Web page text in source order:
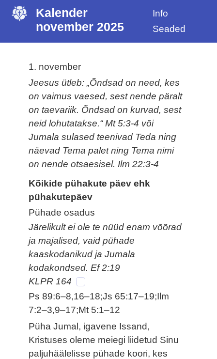
Kalender
november 2025
Info
Seaded
1. november
Jeesus ütleb: „Õndsad on need, kes
on vaimus vaesed, sest nende päralt
on taevariik. Õndsad on kurvad, sest
neid lohutatakse.“ Mt 5:3-4 või
Jumala sulased teenivad Teda ning
näevad Tema palet ning Tema nimi
on nende otsaesisel. Ilm 22:3-4
Kõikide pühakute päev ehk
pühakutepäev
Pühade osadus
Järelikult ei ole te nüüd enam võõrad
ja majalised, vaid pühade
kaaskodanikud ja Jumala
kodakondsed. Ef 2:19
KLPR 164
Ps 89:6–8,16–18;Js 65:17–19;Ilm
7:2–3,9–17;Mt 5:1–12
Püha Jumal, igavene Issand,
Kristuses oleme meiegi liidetud Sinu
paljuhäälelisse pühade koori, kes